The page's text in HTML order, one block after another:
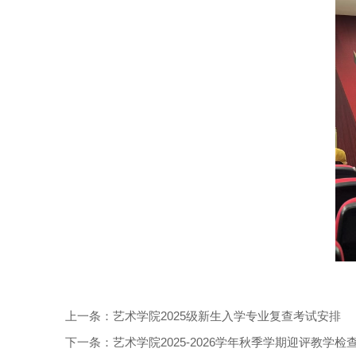
上一条：艺术学院2025级新生入学专业复查考试安排
下一条：艺术学院2025-2026学年秋季学期迎评教学检